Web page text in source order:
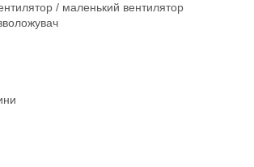
/ маленький вентилятор